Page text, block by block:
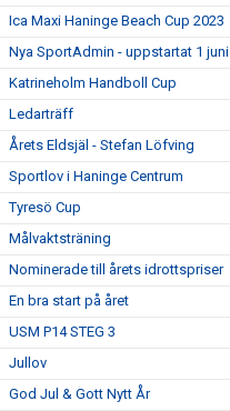
Ica Maxi Haninge Beach Cup 2023
Nya SportAdmin - uppstartat 1 juni
Katrineholm Handboll Cup
Ledarträff
Årets Eldsjäl - Stefan Löfving
Sportlov i Haninge Centrum
Tyresö Cup
Målvaktsträning
Nominerade till årets idrottspriser
En bra start på året
USM P14 STEG 3
Jullov
God Jul & Gott Nytt År